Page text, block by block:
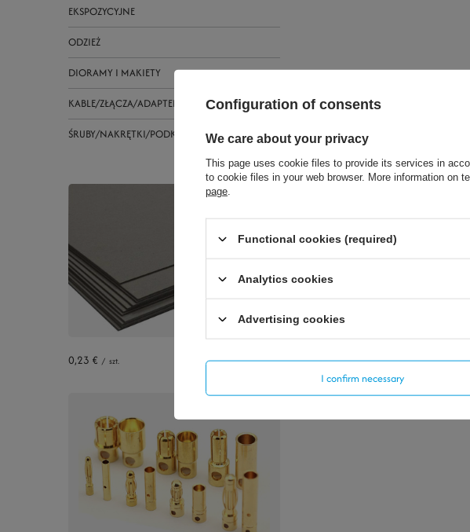
EKSPOZYCYJNE
ODZIEŻ
DIORAMY I MAKIETY
KABLE/ZŁĄCZA/ADAPTERY
ŚRUBY/NAKRĘTKI/PODKŁADKI
0,23 € / szt.
Configuration of consents
We care about your privacy
This page uses cookie files to provide its services in
to cookie files in your web browser. More information on
page
Functional cookies (required)
Analytics cookies
Advertising cookies
I confirm necessary